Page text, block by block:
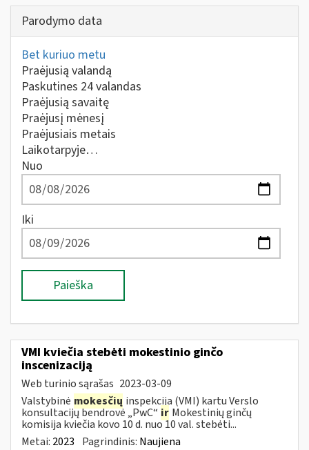
Parodymo data
Bet kuriuo metu
Praėjusią valandą
Paskutines 24 valandas
Praėjusią savaitę
Praėjusį mėnesį
Praėjusiais metais
Laikotarpyje…
Nuo
Iki
Paieška
VMI kviečia stebėti mokestinio ginčo
inscenizaciją
Web turinio sąrašas 2023-03-09
Valstybinė mokesčių inspekcija (VMI) kartu Verslo
konsultacijų bendrovė „PwC“ ir Mokestinių ginčų
komisija kviečia kovo 10 d. nuo 10 val. stebėti...
Metai: 2023 Pagrindinis: Naujiena